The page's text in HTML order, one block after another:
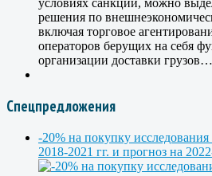
решения по
включая торговое
операторов берущих на себя
организации доставки грузов…
Спецпредложения
-20% на покупку
2018-2021 гг. и прогноз на